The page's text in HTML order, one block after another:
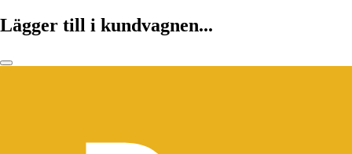
Lägger till i kundvagnen...